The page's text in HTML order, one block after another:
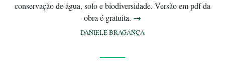
conservação de água, solo e biodiversidade. Versão em pdf da
obra é gratuita. →
DANIELE BRAGANÇA